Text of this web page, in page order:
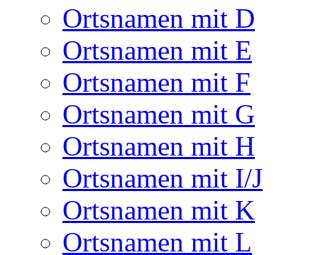
Ortsnamen mit D
Ortsnamen mit E
Ortsnamen mit F
Ortsnamen mit G
Ortsnamen mit H
Ortsnamen mit I/J
Ortsnamen mit K
Ortsnamen mit L